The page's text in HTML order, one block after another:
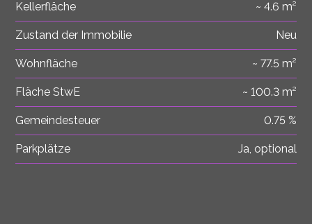
Kellerfläche ~ 4.6 m²
Zustand der Immobilie Neu
Wohnfläche ~ 77.5 m²
Fläche StwE ~ 100.3 m²
Gemeindesteuer 0.75 %
Parkplätze Ja, optional